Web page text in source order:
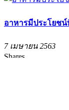
อาหารมีประโยชน์
7 เมษายน 2563
Shares